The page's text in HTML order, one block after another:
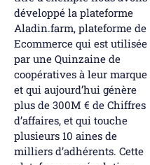
développé la plateforme
Aladin.farm, plateforme de
Ecommerce qui est utilisée
par une Quinzaine de
coopératives à leur marque
et qui aujourd’hui génère
plus de 300M € de Chiffres
d’affaires, et qui touche
plusieurs 10 aines de
milliers d’adhérents. Cette